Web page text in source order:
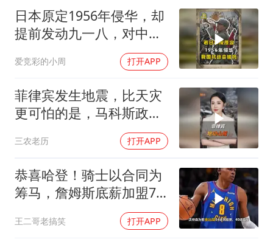
河南将重点打击十类新型黑恶犯罪
夯实基础开新局
日本原定1956年侵华，却
提前发动九一八，对中国
爱竞彩的小周 打开APP
菲律宾发生地震，比天灾
更可怕的是，马科斯政府
三农老历 打开APP
恭喜哈登！骑士以合同为
筹马，詹姆斯底薪加盟76
王二哥老搞笑 打开APP